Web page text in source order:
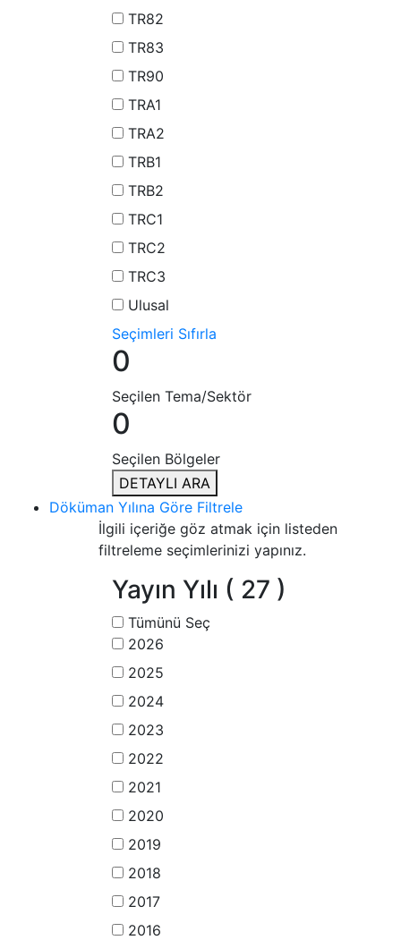
TR82
TR83
TR90
TRA1
TRA2
TRB1
TRB2
TRC1
TRC2
TRC3
Ulusal
Seçimleri Sıfırla
0
Seçilen Tema/Sektör
0
Seçilen Bölgeler
DETAYLI ARA
Döküman Yılına Göre Filtrele
İlgili içeriğe göz atmak için listeden
filtreleme seçimlerinizi yapınız.
Yayın Yılı ( 27 )
Tümünü Seç
2026
2025
2024
2023
2022
2021
2020
2019
2018
2017
2016